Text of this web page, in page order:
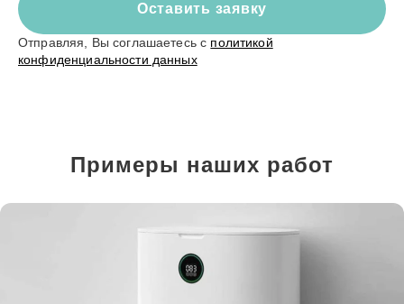
Оставить заявку
Отправляя, Вы соглашаетесь с политикой
конфиденциальности данных
Примеры наших работ